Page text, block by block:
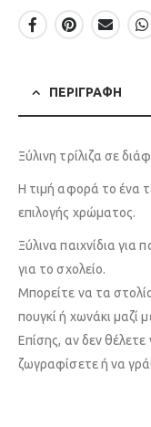
ΠΕΡΙΓΡΑΦΉ
Ξύλινη τρίλιζα σε
Η τιμή αφορά το ένα
επιλογής χρώματος.
Ξύλινα παιχνίδια για
για το σχολείο.
Μπορείτε να τα
πουγκί ή χωνάκι μαζί
Επίσης, αν δεν
ζωγραφίσετε ή να